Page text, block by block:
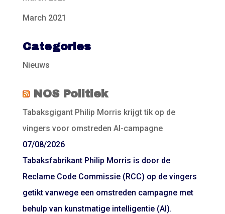
March 2021
Categories
Nieuws
NOS Politiek
Tabaksgigant Philip Morris krijgt tik op de
vingers voor omstreden AI-campagne
07/08/2026
Tabaksfabrikant Philip Morris is door de
Reclame Code Commissie (RCC) op de vingers
getikt vanwege een omstreden campagne met
behulp van kunstmatige intelligentie (AI).